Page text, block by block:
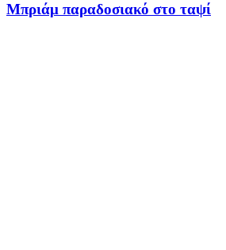
Μπριάμ παραδοσιακό στο ταψί